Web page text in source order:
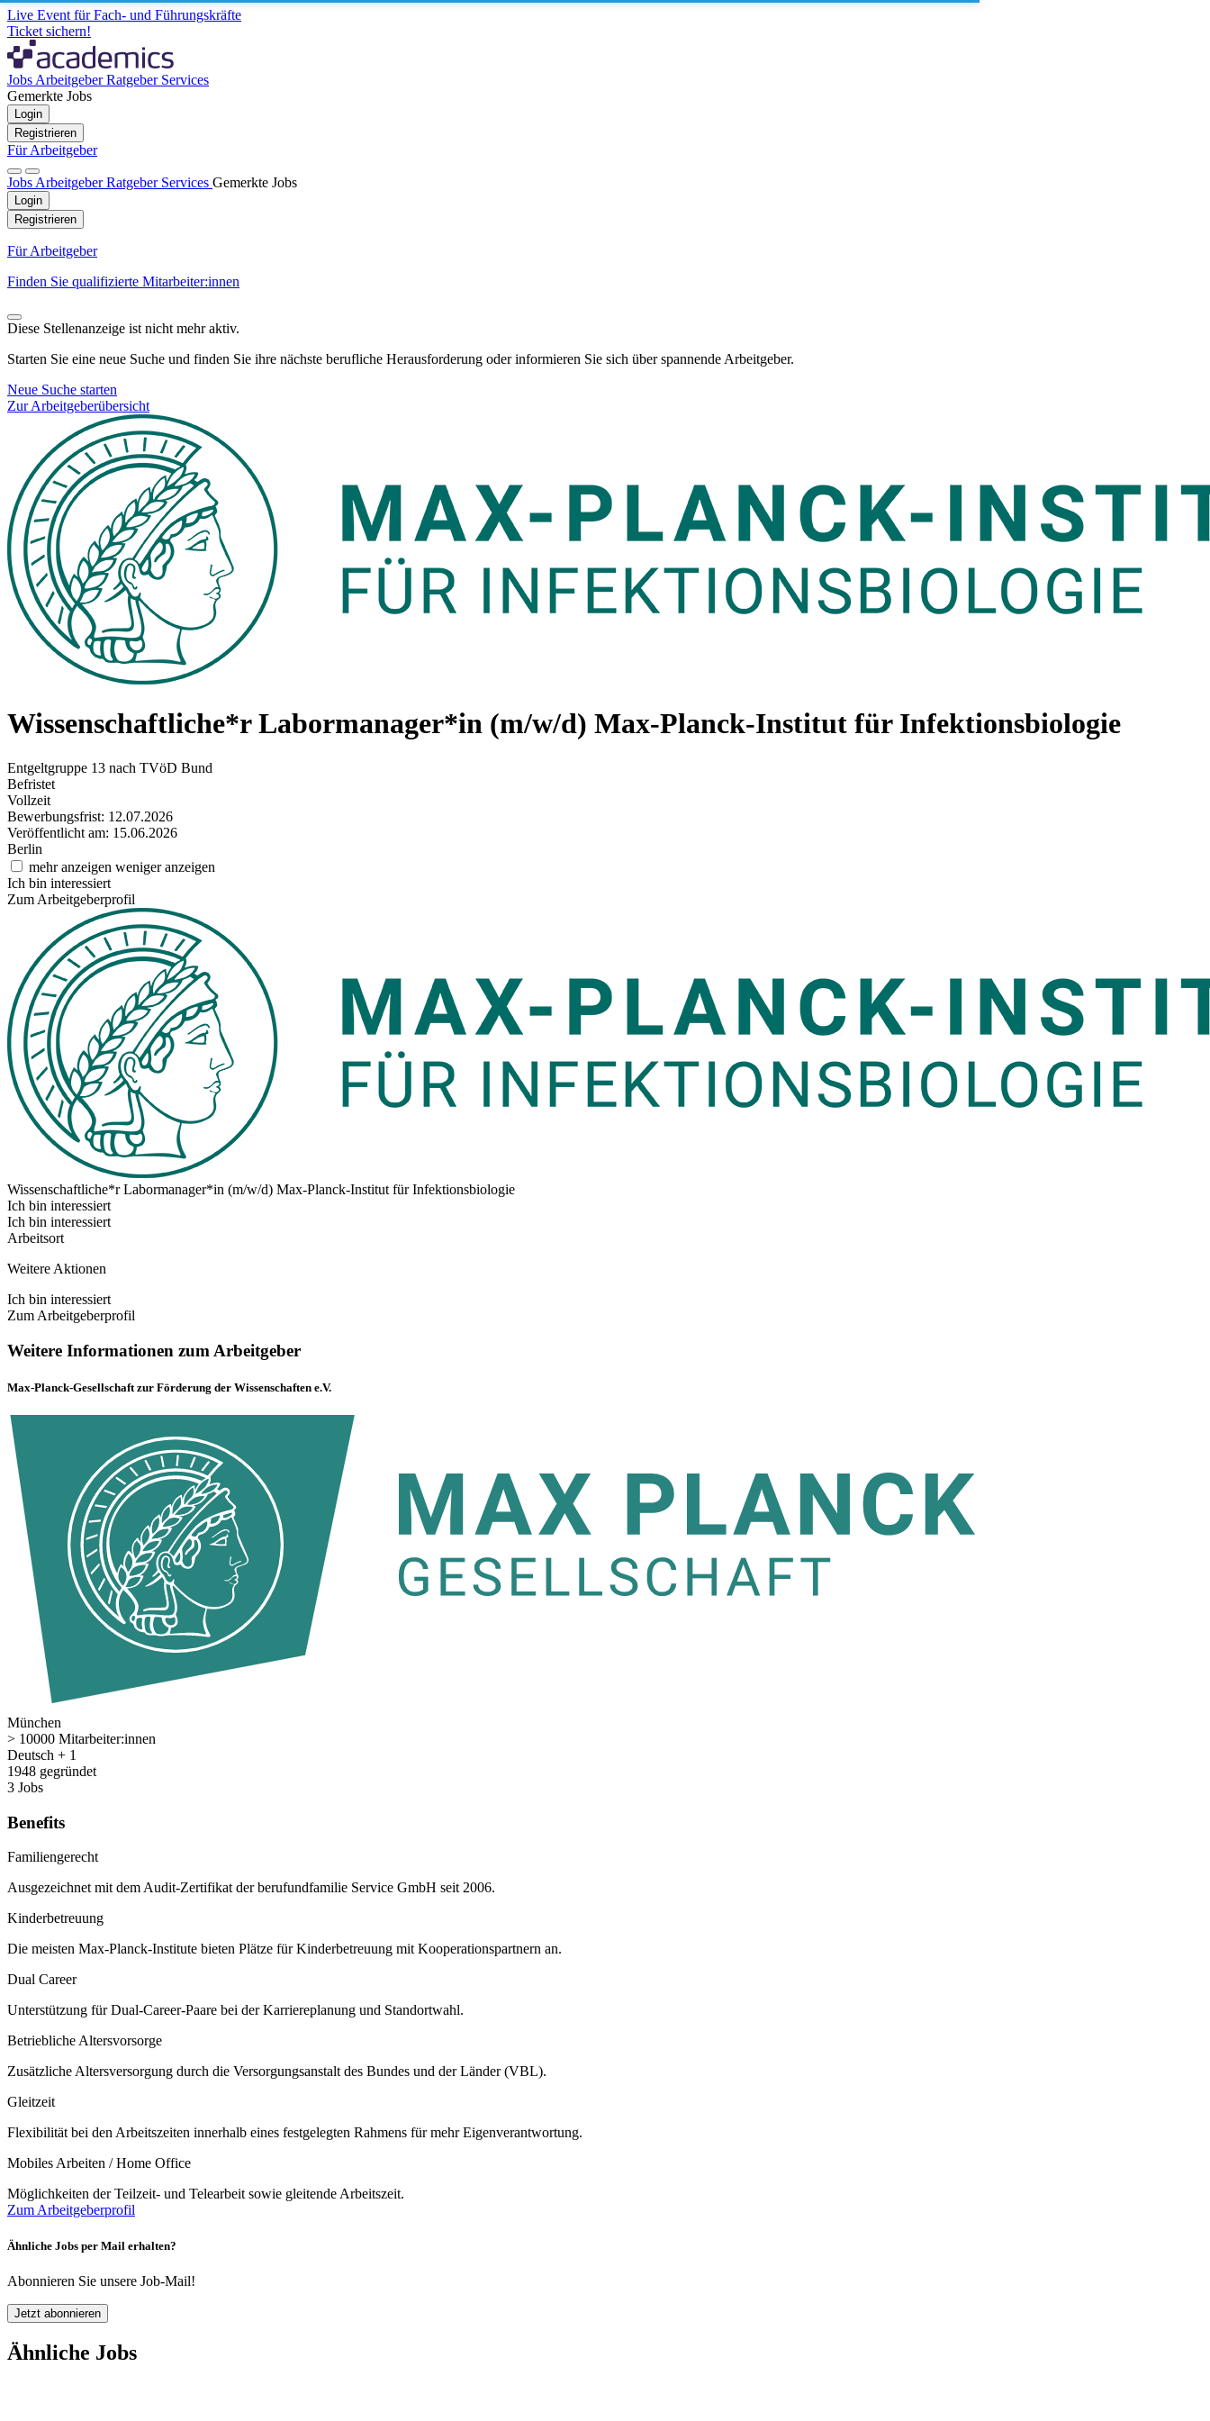
Live Event für Fach- und Führungskräfte
Ticket sichern!
Jobs ArbeitgeberRatgeber Services
Gemerkte Jobs
Login
Registrieren
Für Arbeitgeber
Jobs ArbeitgeberRatgeber Services Gemerkte Jobs
Login
Registrieren
Für Arbeitgeber
Finden Sie qualifizierte Mitarbeiter:innen
Diese Stellenanzeige ist nicht mehr aktiv.
Starten Sie eine neue Suche und finden Sie ihre nächste berufliche Herausforderung oder informieren Sie sich über spannende Arbeitgeber.
Neue Suche starten
Zur Arbeitgeberübersicht
Wissenschaftliche*r Labormanager*in (m/w/d) Max-Planck-Institut für Infektionsbiologie
Entgelt­gruppe 13 nach TVöD Bund
Befristet
Vollzeit
Bewerbungsfrist: 12.07.2026
Veröffentlicht am: 15.06.2026
Berlin
mehr anzeigen weniger anzeigen
Ich bin interessiert
Zum Arbeitgeberprofil
Wissenschaftliche*r Labormanager*in (m/w/d) Max-Planck-Institut für Infektionsbiologie
Ich bin interessiert
Ich bin interessiert
Arbeitsort
Weitere Aktionen
Ich bin interessiert
Zum Arbeitgeberprofil
Weitere Informationen zum Arbeitgeber
Max-Planck-Gesellschaft zur Förderung der Wissenschaften e.V.
München
> 10000 Mitarbeiter:innen
Deutsch + 1
1948 gegründet
3 Jobs
Benefits
Familiengerecht
Ausgezeichnet mit dem Audit-Zertifikat der berufundfamilie Service GmbH seit 2006.
Kinderbetreuung
Die meisten Max-Planck-Institute bieten Plätze für Kinderbetreuung mit Kooperationspartnern an.
Dual Career
Unterstützung für Dual-Career-Paare bei der Karriereplanung und Standortwahl.
Betriebliche Altersvorsorge
Zusätzliche Altersversorgung durch die Versorgungsanstalt des Bundes und der Länder (VBL).
Gleitzeit
Flexibilität bei den Arbeitszeiten innerhalb eines festgelegten Rahmens für mehr Eigenverantwortung.
Mobiles Arbeiten / Home Office
Möglichkeiten der Teilzeit- und Telearbeit sowie gleitende Arbeitszeit.
Zum Arbeitgeberprofil
Ähnliche Jobs per Mail erhalten?
Abonnieren Sie unsere Job-Mail!
Jetzt abonnieren
Ähnliche Jobs